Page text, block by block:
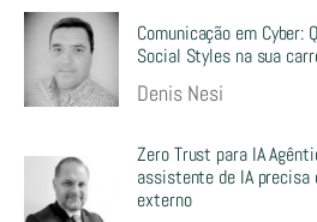
Comunicação em Cyber:
Social Styles na sua
Denis Nesi
Zero Trust para IA
assistente de IA precisa
externo